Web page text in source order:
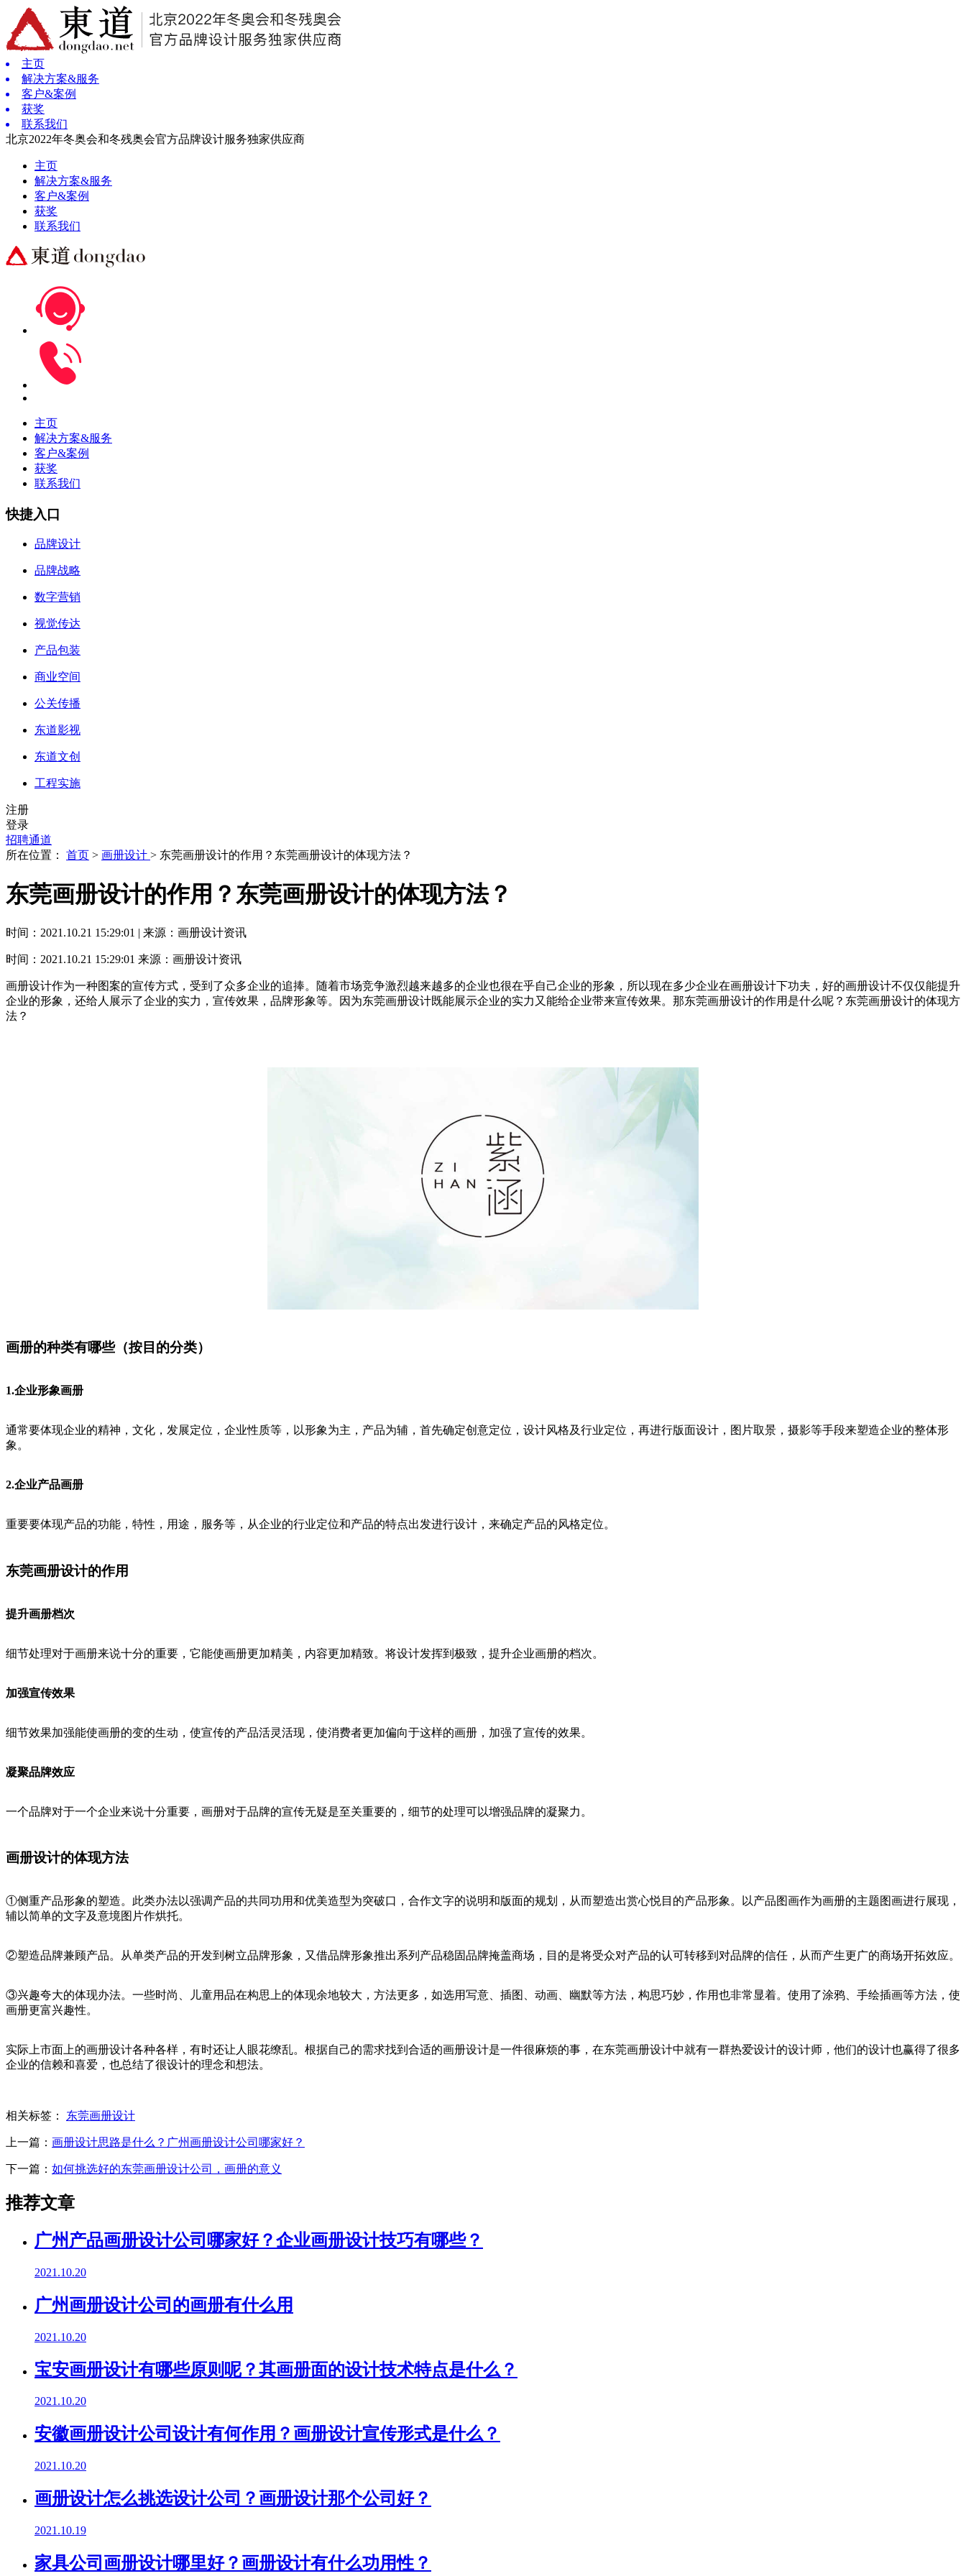
主页
解决方案&服务
客户&案例
获奖
联系我们
北京2022年冬奥会和冬残奥会官方品牌设计服务独家供应商
主页
解决方案&服务
客户&案例
获奖
联系我们
主页
解决方案&服务
客户&案例
获奖
联系我们
快捷入口
品牌设计
品牌战略
数字营销
视觉传达
产品包装
商业空间
公关传播
东道影视
东道文创
工程实施
注册
登录
招聘通道
所在位置： 首页 > 画册设计 > 东莞画册设计的作用？东莞画册设计的体现方法？
东莞画册设计的作用？东莞画册设计的体现方法？
时间：2021.10.21 15:29:01 | 来源：画册设计资讯
时间：2021.10.21 15:29:01 来源：画册设计资讯
画册设计作为一种图案的宣传方式，受到了众多企业的追捧。随着市场竞争激烈越来越多的企业也很在乎自己企业的形象，所以现在多少企业在画册设计下功夫，好的画册设计不仅仅能提升
企业的形象，还给人展示了企业的实力，宣传效果，品牌形象等。因为东莞画册设计既能展示企业的实力又能给企业带来宣传效果。那东莞画册设计的作用是什么呢？东莞画册设计的体现方
法？
画册的种类有哪些（按目的分类）
1.企业形象画册
通常要体现企业的精神，文化，发展定位，企业性质等，以形象为主，产品为辅，首先确定创意定位，设计风格及行业定位，再进行版面设计，图片取景，摄影等手段来塑造企业的整体形
象。
2.企业产品画册
重要要体现产品的功能，特性，用途，服务等，从企业的行业定位和产品的特点出发进行设计，来确定产品的风格定位。
东莞画册设计的作用
提升画册档次
细节处理对于画册来说十分的重要，它能使画册更加精美，内容更加精致。将设计发挥到极致，提升企业画册的档次。
加强宣传效果
细节效果加强能使画册的变的生动，使宣传的产品活灵活现，使消费者更加偏向于这样的画册，加强了宣传的效果。
凝聚品牌效应
一个品牌对于一个企业来说十分重要，画册对于品牌的宣传无疑是至关重要的，细节的处理可以增强品牌的凝聚力。
画册设计的体现方法
①侧重产品形象的塑造。此类办法以强调产品的共同功用和优美造型为突破口，合作文字的说明和版面的规划，从而塑造出赏心悦目的产品形象。以产品图画作为画册的主题图画进行展现，
辅以简单的文字及意境图片作烘托。
②塑造品牌兼顾产品。从单类产品的开发到树立品牌形象，又借品牌形象推出系列产品稳固品牌掩盖商场，目的是将受众对产品的认可转移到对品牌的信任，从而产生更广的商场开拓效应。
③兴趣夸大的体现办法。一些时尚、儿童用品在构思上的体现余地较大，方法更多，如选用写意、插图、动画、幽默等方法，构思巧妙，作用也非常显着。使用了涂鸦、手绘插画等方法，使
画册更富兴趣性。
实际上市面上的画册设计各种各样，有时还让人眼花缭乱。根据自己的需求找到合适的画册设计是一件很麻烦的事，在东莞画册设计中就有一群热爱设计的设计师，他们的设计也赢得了很多
企业的信赖和喜爱，也总结了很设计的理念和想法。
相关标签： 东莞画册设计
上一篇： 画册设计思路是什么？广州画册设计公司哪家好？
下一篇： 如何挑选好的东莞画册设计公司，画册的意义
推荐文章
广州产品画册设计公司哪家好？企业画册设计技巧有哪些？
2021.10.20
广州画册设计公司的画册有什么用
2021.10.20
宝安画册设计有哪些原则呢？其画册面的设计技术特点是什么？
2021.10.20
安徽画册设计公司设计有何作用？画册设计宣传形式是什么？
2021.10.20
画册设计怎么挑选设计公司？画册设计那个公司好？
2021.10.19
家具公司画册设计哪里好？画册设计有什么功用性？